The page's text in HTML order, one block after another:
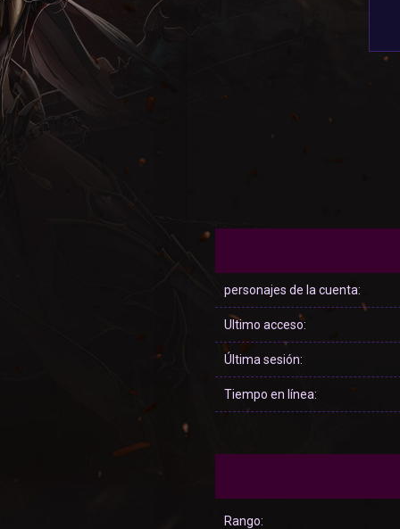
personajes de la cuenta:
Ultimo acceso:
Última sesión:
Tiempo en línea:
Rango: